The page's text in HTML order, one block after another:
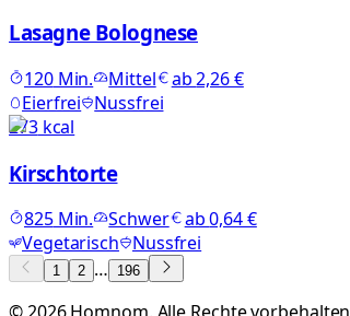
Lasagne Bolognese
120Min. Mittel ab2,26 €
Eierfrei
Nussfrei
273kcal
Kirschtorte
825Min. Schwer ab0,64 €
Vegetarisch
Nussfrei
1 2 … 196